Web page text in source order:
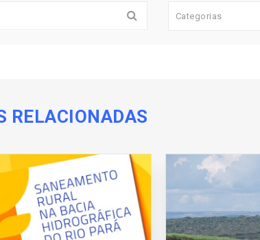
Categorias
RELACIONADAS